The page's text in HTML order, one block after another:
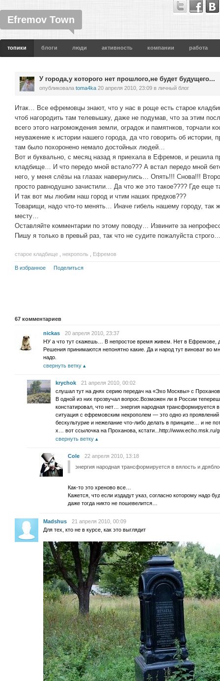
Efremov Town
топики блоги люди активность компании работа
У города,у которого нет прошлого,не будет будущего...
опубликовала toma4ka 20 апреля 2010, 23:09 в личный блог
Итак… Все ефремовцы знают, что у нас в роще есть старое
чтоб нагородить там телевышку, даже не подумав, что за этим
всего этого нагромождения земли, оградок и памятнков, торчали
неуважение к истории нашего города, да что говорить об истории,
там было похоронено немало достойных людей…
Вот и буквально, с месяц назад я приехала в Ефремов, и решила
кладбище… И что передо мной встало??? А встал передо мной
него, у меня слёзы на глазах навернулись… Опять!!! Снова!!!
просто равнодушно зачистили… Да что же это такое???? Где еще
И так вот мы любим наш город и чтим наших предков???
Товарищи, надо что-то менять… Иначе гибель нашему городу, так
месту…
Оставляйте комментарии по этому поводу… Извините за
Пишу я только в превый раз, так что не судите пожалуйста
старое кладбище некрополь Ефремов
В избранное Поделиться
67 комментариев
nickas
20 апреля 2010, 23:37
НУ а что тут скажешь… В непростое время живем. Нет в Ефремове,
Решения принимаются непонятно какие. Да и народ тут виноват во
надо.
свернуть ветку
krychok
21 апреля 2010, 00:02
слушал тут на днях серию передач на «Эхо Москвы» с
В одной из них прозвучал вопрос.Возможен ли в России
констатировал, что нет… энергия народная трансформируется
ситуация с ефремовским некрополем — это одно из проявлений
бескультурие и нежелание что-либо делать в принципе… и не
х… вот ссылочка на Проханова, кстати...http://www.echo.msk.ru/
свернуть ветку
Cole
22 апреля 2010, 13:18
энергия народная трансформируется в вялость и
Как-то это хреново все…
Кажется, что если издадут указ, согласно которому надо
даже тогда никто не пошевелится…
Madshus
21 апреля 2010, 00:09
Для тех, кто не в курсе, как это выглядит